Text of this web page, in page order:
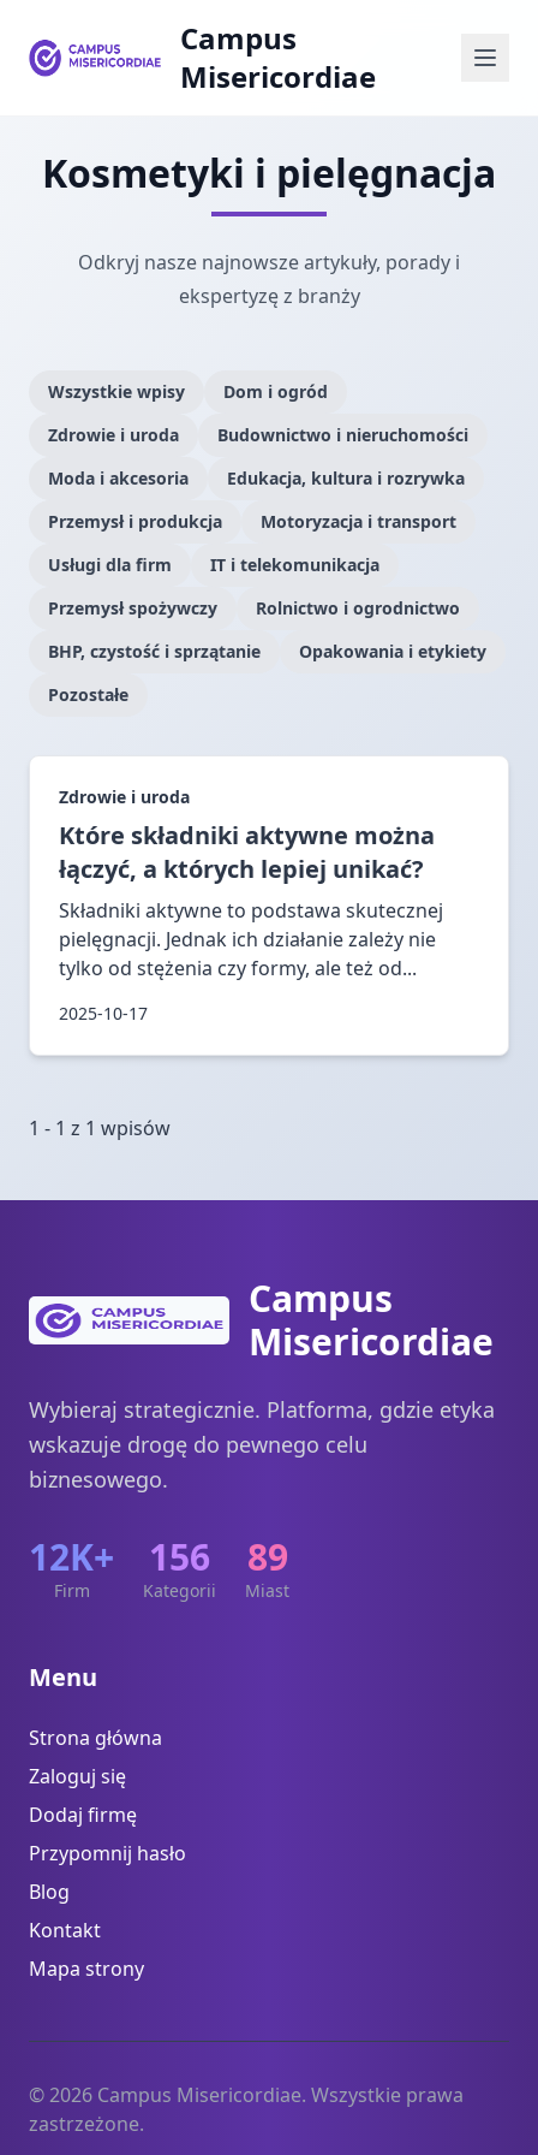
Campus
Misericordiae
Kosmetyki i pielęgnacja
Odkryj nasze najnowsze artykuły, porady i
ekspertyzę z branży
Wszystkie wpisy
Dom i ogród
Zdrowie i uroda
Budownictwo i nieruchomości
Moda i akcesoria
Edukacja, kultura i rozrywka
Przemysł i produkcja
Motoryzacja i transport
Usługi dla firm
IT i telekomunikacja
Przemysł spożywczy
Rolnictwo i ogrodnictwo
BHP, czystość i sprzątanie
Opakowania i etykiety
Pozostałe
Zdrowie i uroda
Które składniki aktywne można
łączyć, a których lepiej unikać?
Składniki aktywne to podstawa skutecznej
pielęgnacji. Jednak ich działanie zależy nie
tylko od stężenia czy formy, ale też od...
2025-10-17
1 - 1 z 1 wpisów
Campus
Misericordiae
Wybieraj strategicznie. Platforma, gdzie etyka
wskazuje drogę do pewnego celu
biznesowego.
12K+
Firm
156
Kategorii
89
Miast
Menu
Strona główna
Zaloguj się
Dodaj firmę
Przypomnij hasło
Blog
Kontakt
Mapa strony
© 2026 Campus Misericordiae. Wszystkie prawa
zastrzeżone.